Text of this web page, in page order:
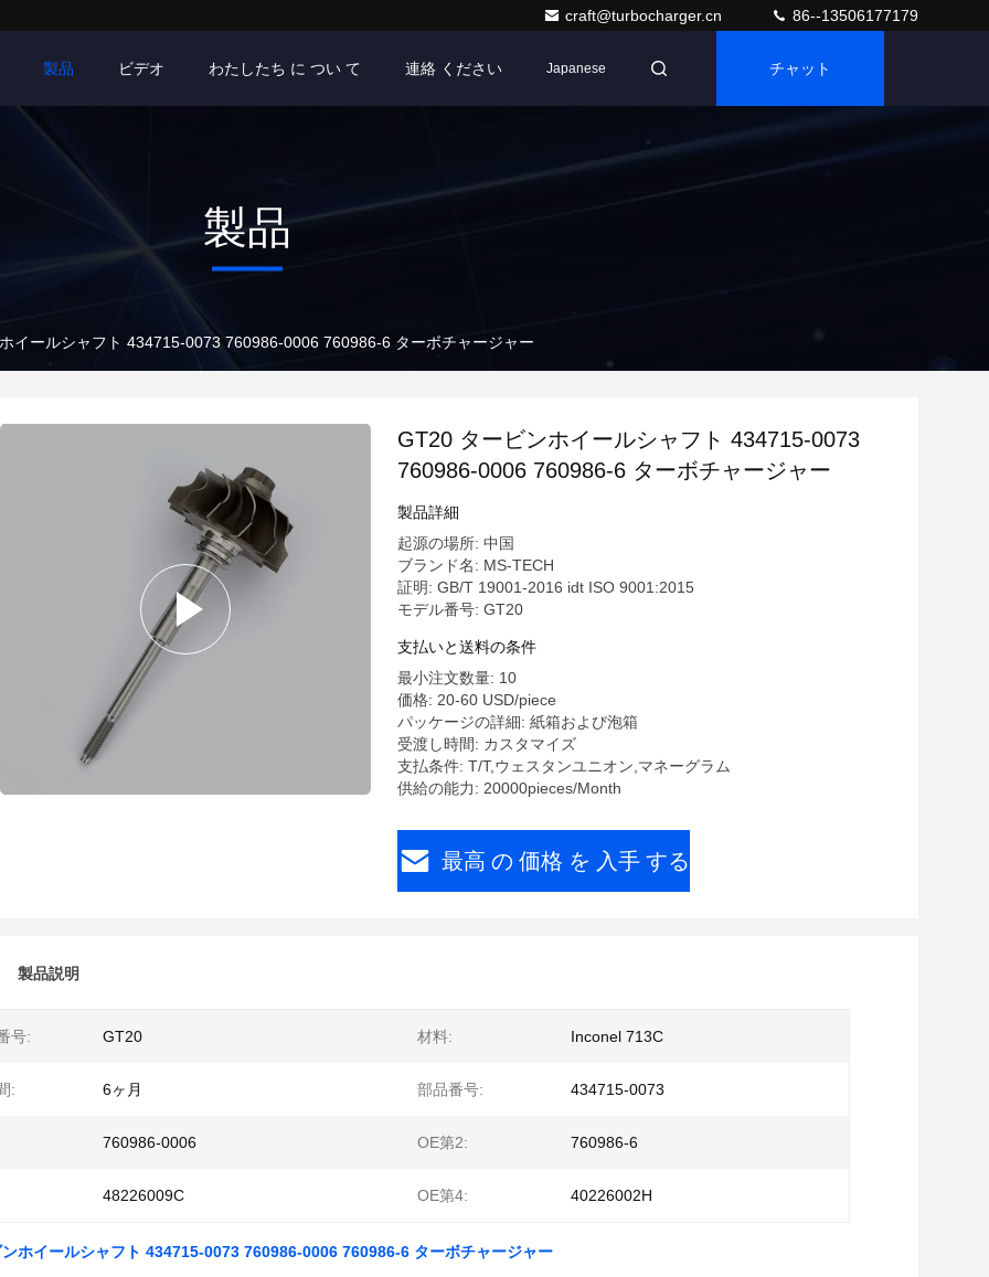
craft@turbocharger.cn 86--13506177179
製品 ビデオ わたしたち に つい て 連絡 ください Japanese チャット
製品
イールシャフト 434715-0073 760986-0006 760986-6 ターボチャージャー
GT20 タービンホイールシャフト 434715-0073
760986-0006 760986-6 ターボチャージャー
製品詳細
起源の場所: 中国
ブランド名: MS-TECH
証明: GB/T 19001-2016 idt ISO 9001:2015
モデル番号: GT20
支払いと送料の条件
最小注文数量: 10
価格: 20-60 USD/piece
パッケージの詳細: 紙箱および泡箱
受渡し時間: カスタマイズ
支払条件: T/T,ウェスタンユニオン,マネーグラム
供給の能力: 20000pieces/Month
最高 の 価格 を 入手 する
製品説明
号: GT20 材料: Inconel 713C
: 6ヶ月 部品番号: 434715-0073
760986-0006 OE第2: 760986-6
48226009C OE第4: 40226002H
ホイールシャフト 434715-0073 760986-0006 760986-6 ターボチャージャー